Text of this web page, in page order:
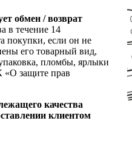
обмен / возврат
в течение 14
покупки, если он не
его товарный вид,
пломбы, ярлыки
«О защите прав
качества
клиентом